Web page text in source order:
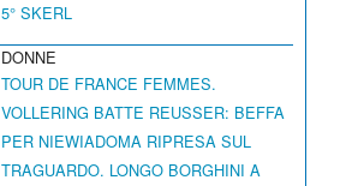
5° SKERL
DONNE
TOUR DE FRANCE FEMMES.
VOLLERING BATTE REUSSER: BEFFA
PER NIEWIADOMA RIPRESA SUL
TRAGUARDO. LONGO BORGHINI A